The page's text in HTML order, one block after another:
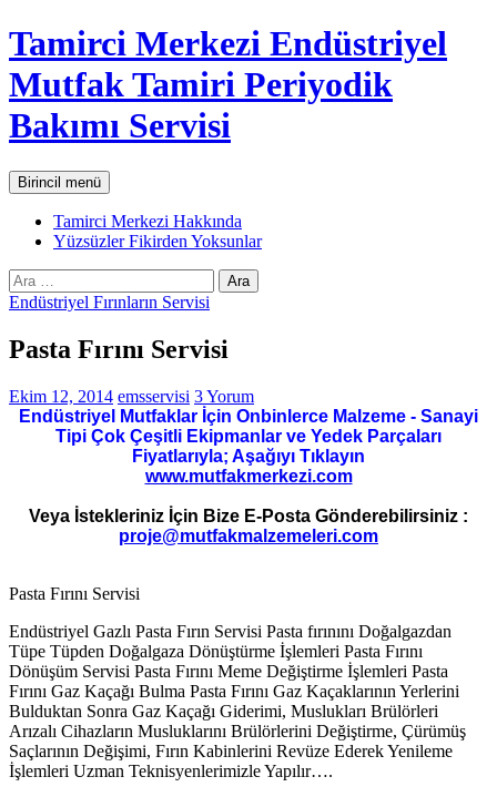
İçeriğe
atla
Tamirci Merkezi Endüstriyel
Mutfak Tamiri Periyodik
Bakımı Servisi
AraBirincil menü
Tamirci Merkezi Hakkında
Yüzsüzler Fikirden Yoksunlar
Arama:
Endüstriyel Fırınların Servisi
Pasta Fırını Servisi
Ekim 12, 2014 emsservisi 3 Yorum
Endüstriyel Mutfaklar İçin Onbinlerce Malzeme - Sanayi
Tipi Çok Çeşitli Ekipmanlar ve Yedek Parçaları
Fiyatlarıyla; Aşağıyı Tıklayın
www.mutfakmerkezi.com
Veya İstekleriniz İçin Bize E-Posta Gönderebilirsiniz :
proje@mutfakmalzemeleri.com
Pasta Fırını Servisi
Endüstriyel Gazlı Pasta Fırın Servisi Pasta fırınını Doğalgazdan
Tüpe Tüpden Doğalgaza Dönüştürme İşlemleri Pasta Fırını
Dönüşüm Servisi Pasta Fırını Meme Değiştirme İşlemleri Pasta
Fırını Gaz Kaçağı Bulma Pasta Fırını Gaz Kaçaklarının Yerlerini
Bulduktan Sonra Gaz Kaçağı Giderimi, Muslukları Brülörleri
Arızalı Cihazların Musluklarını Brülörlerini Değiştirme, Çürümüş
Saçlarının Değişimi, Fırın Kabinlerini Revüze Ederek Yenileme
İşlemleri Uzman Teknisyenlerimizle Yapılır….